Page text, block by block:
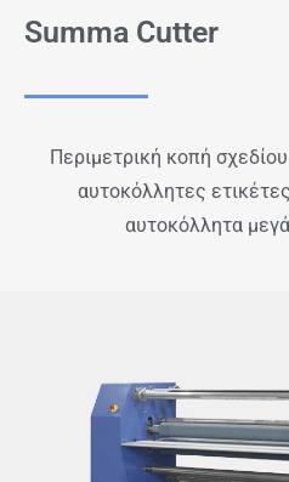
Summa Cutter
Περιμετρική κοπή σχεδίου
αυτοκόλλητες
αυτοκόλλητα